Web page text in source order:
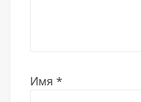
Имя *